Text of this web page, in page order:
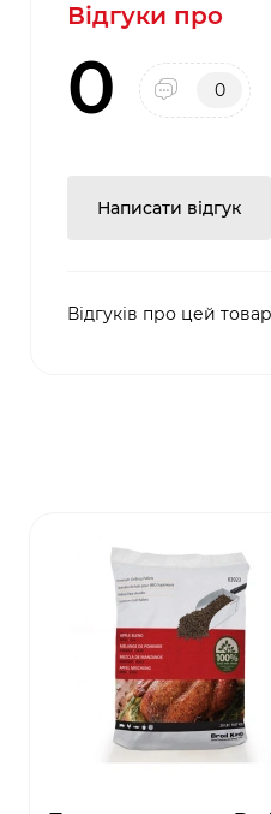
Відгуки про
0 0
Написати відгук
Відгуків про цей